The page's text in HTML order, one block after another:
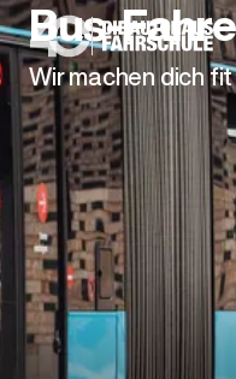
Anmeldung
Bus-
Wir machen dich